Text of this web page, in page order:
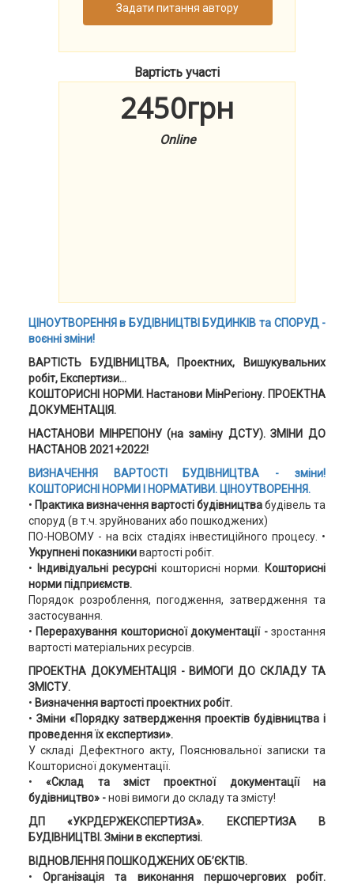
Задати питання автору
Вартість участі
2450грн
Online
ЦІНОУТВОРЕННЯ в БУДІВНИЦТВІ БУДИНКІВ та СПОРУД -
воєнні зміни!
ВАРТІСТЬ БУДІВНИЦТВА, Проектних, Вишукувальних
робіт, Експертизи...
КОШТОРИСНІ НОРМИ. Настанови МінРегіону. ПРОЕКТНА
ДОКУМЕНТАЦІЯ.
НАСТАНОВИ МІНРЕГІОНУ (на заміну ДСТУ). ЗМІНИ ДО
НАСТАНОВ 2021+2022!
ВИЗНАЧЕННЯ ВАРТОСТІ БУДІВНИЦТВА - зміни!
КОШТОРИСНІ НОРМИ І НОРМАТИВИ. ЦІНОУТВОРЕННЯ.
• Практика визначення вартості будівництвабудівель та
споруд (в т.ч. зруйнованих або пошкоджених)
ПО-НОВОМУ - на всіх стадіях інвестиційного процесу. •
Укрупнені показникивартості робіт.
•
Індивідуальні ресурсні кошторисні норми.
Кошторисні
норми підприємств.
Порядок розроблення, погодження, затвердження та
застосування.
• Перерахування кошторисної документації -зростання
вартості матеріальних ресурсів.
ПРОЕКТНА ДОКУМЕНТАЦІЯ - ВИМОГИ ДО СКЛАДУ ТА
ЗМІСТУ.
• Визначення вартості проектних робіт.
• Зміни «Порядку затвердження проектів будівництва і
проведення їх експертизи».
У складі Дефектного акту, Пояснювальної записки та
Кошторисної документації.
•«Склад та зміст проектної документації на
будівництво» -нові вимоги до складу та змісту!
ДП «УКРДЕРЖЕКСПЕРТИЗА». ЕКСПЕРТИЗА В
БУДІВНИЦТВІ. Зміни в експертизі.
ВІДНОВЛЕННЯ ПОШКОДЖЕНИХ ОБ’ЄКТІВ.
•Організація та виконання першочергових робіт.